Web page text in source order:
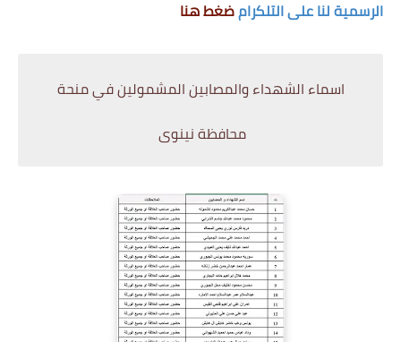
الرسمية لنا على التلكرامضغط هنا
اسماء الشهداء والمصابين المشمولين في منحة
محافظة نينوى